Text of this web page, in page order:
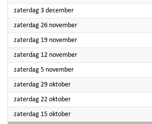
zaterdag 3 december2022
zaterdag 26 november2022
zaterdag 19 november2022
zaterdag 12 november2022
zaterdag 5 november2022
zaterdag 29 oktober2022
zaterdag 22 oktober2022
zaterdag 15 oktober2022